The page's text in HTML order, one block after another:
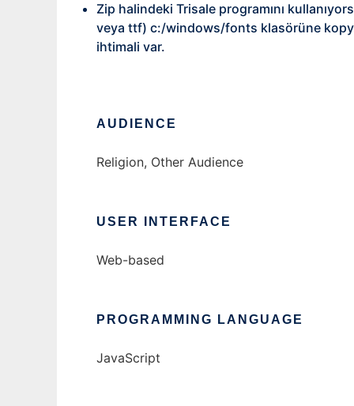
Zip halindeki Trisale programını
veya ttf) c:/windows/fonts klasörüne
ihtimali var.
AUDIENCE
Religion, Other Audience
USER INTERFACE
Web-based
PROGRAMMING LANGUAGE
JavaScript